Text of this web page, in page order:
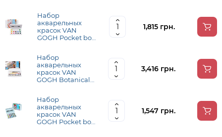
Royal Talens
Набор
акварельных
красок VAN
GOGH Pocket box
кювет + кисточка,
Royal Talens
1,815 грн.
Набор
акварельных
красок VAN
GOGH Botanical
Talens
3,416 грн.
Набор
акварельных
красок VAN
GOGH Pocket box
1,547 грн.